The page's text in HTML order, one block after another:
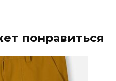
понравиться